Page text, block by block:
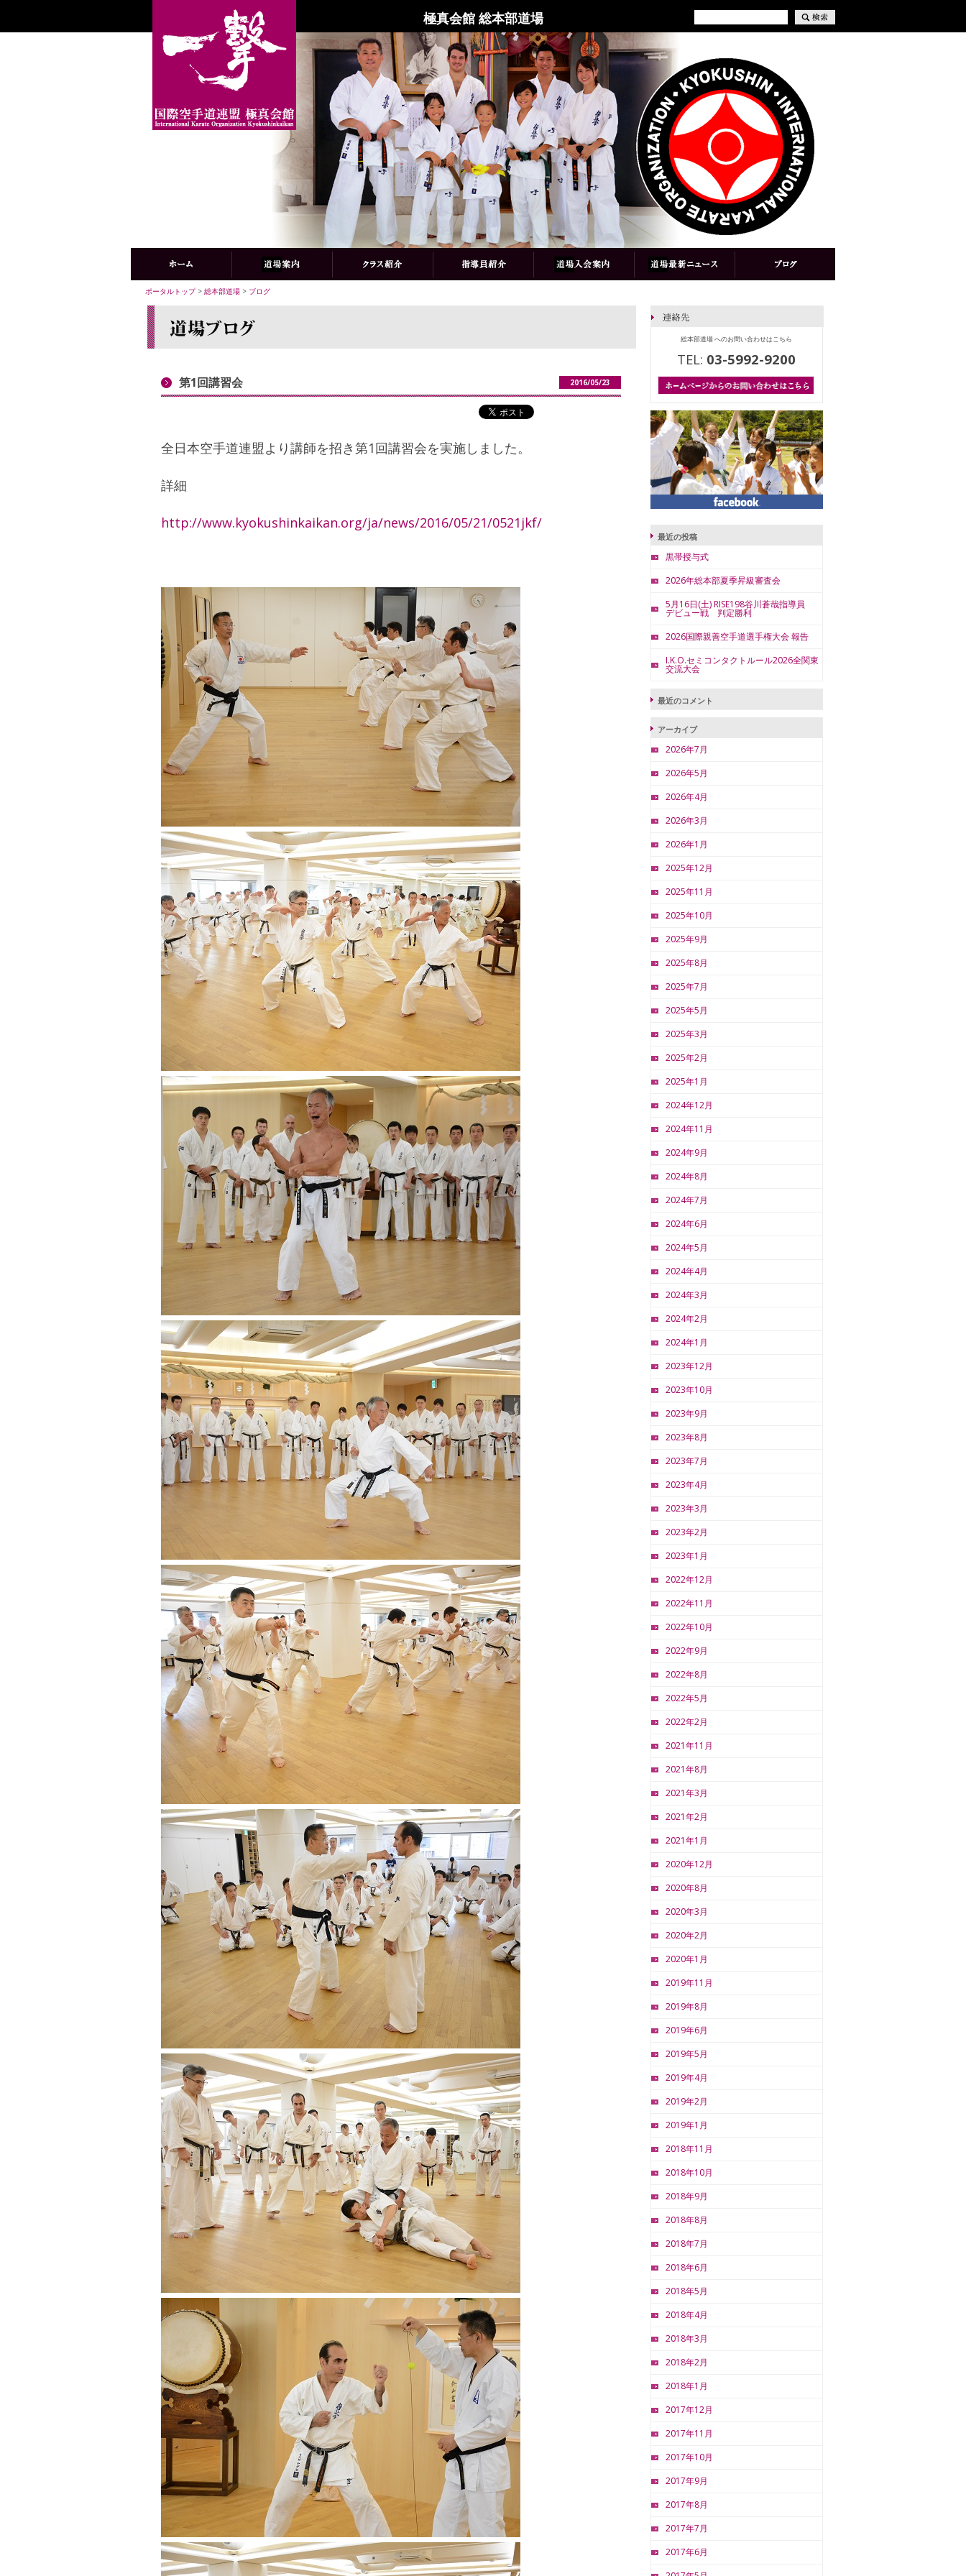
極真会館 総本部道場
ポータルトップ> 総本部道場 > ブログ
第1回講習会 2016/05/23
全日本空手道連盟より講師を招き第1回講習会を実施しました。
詳細
http://www.kyokushinkaikan.org/ja/news/2016/05/21/0521jkf/
総本部道場 へのお問い合わせはこちら
TEL: 03-5992-9200
最近の投稿
黒帯授与式
2026年総本部夏季昇級審査会
5月16日(土) RISE198谷川蒼哉指導員
デビュー戦 判定勝利
2026国際親善空手道選手権大会 報告
I.K.O.セミコンタクトルール2026全関東
交流大会
最近のコメント
アーカイブ
2026年7月
2026年5月
2026年4月
2026年3月
2026年1月
2025年12月
2025年11月
2025年10月
2025年9月
2025年8月
2025年7月
2025年5月
2025年3月
2025年2月
2025年1月
2024年12月
2024年11月
2024年9月
2024年8月
2024年7月
2024年6月
2024年5月
2024年4月
2024年3月
2024年2月
2024年1月
2023年12月
2023年10月
2023年9月
2023年8月
2023年7月
2023年4月
2023年3月
2023年2月
2023年1月
2022年12月
2022年11月
2022年10月
2022年9月
2022年8月
2022年5月
2022年2月
2021年11月
2021年8月
2021年3月
2021年2月
2021年1月
2020年12月
2020年8月
2020年3月
2020年2月
2020年1月
2019年11月
2019年8月
2019年6月
2019年5月
2019年4月
2019年2月
2019年1月
2018年11月
2018年10月
2018年9月
2018年8月
2018年7月
2018年6月
2018年5月
2018年4月
2018年3月
2018年2月
2018年1月
2017年12月
2017年11月
2017年10月
2017年9月
2017年8月
2017年7月
2017年6月